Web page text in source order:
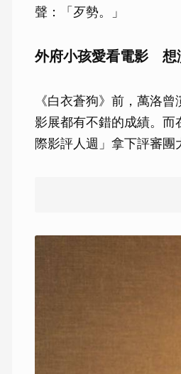
聲：「歹勢。」
外府小孩愛看電影 想
《白衣蒼狗》前，萬洛
影展都有不錯的成績。而
際影評人週」拿下評審團